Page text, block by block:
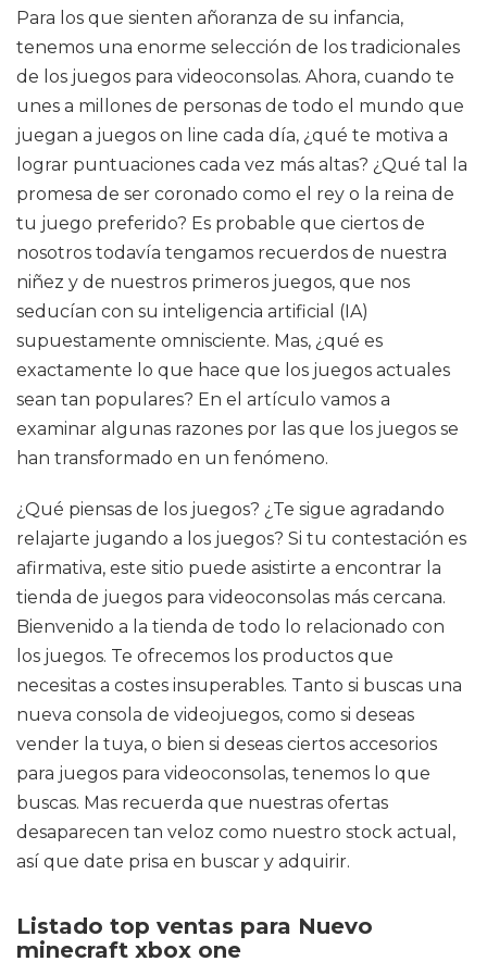
Para los que sienten añoranza de su infancia,
tenemos una enorme selección de los tradicionales
de los juegos para videoconsolas. Ahora, cuando te
unes a millones de personas de todo el mundo que
juegan a juegos on line cada día, ¿qué te motiva a
lograr puntuaciones cada vez más altas? ¿Qué tal la
promesa de ser coronado como el rey o la reina de
tu juego preferido? Es probable que ciertos de
nosotros todavía tengamos recuerdos de nuestra
niñez y de nuestros primeros juegos, que nos
seducían con su inteligencia artificial (IA)
supuestamente omnisciente. Mas, ¿qué es
exactamente lo que hace que los juegos actuales
sean tan populares? En el artículo vamos a
examinar algunas razones por las que los juegos se
han transformado en un fenómeno.
¿Qué piensas de los juegos? ¿Te sigue agradando
relajarte jugando a los juegos? Si tu contestación es
afirmativa, este sitio puede asistirte a encontrar la
tienda de juegos para videoconsolas más cercana.
Bienvenido a la tienda de todo lo relacionado con
los juegos. Te ofrecemos los productos que
necesitas a costes insuperables. Tanto si buscas una
nueva consola de videojuegos, como si deseas
vender la tuya, o bien si deseas ciertos accesorios
para juegos para videoconsolas, tenemos lo que
buscas. Mas recuerda que nuestras ofertas
desaparecen tan veloz como nuestro stock actual,
así que date prisa en buscar y adquirir.
Listado top ventas para Nuevo
minecraft xbox one